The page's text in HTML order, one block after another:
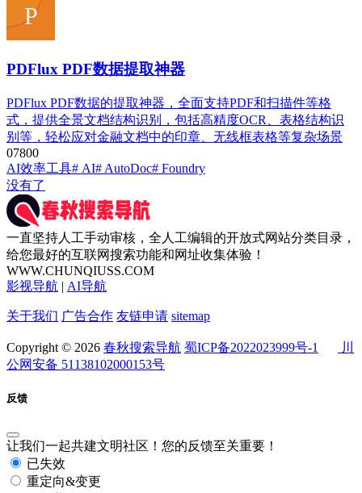
PDFlux PDF数据提取神器
PDFlux PDF数据的提取神器，全面支持PDF和扫描件等格
式，提供全景文档结构识别，包括高精度OCR、表格结构识
别等，轻松应对金融文档中的印章、无线框表格等复杂场景
07800
AI效率工具# AI# AutoDoc# Foundry
没有了
一直坚持人工手动审核，全人工编辑的开放式网站分类目录，
给您最好的互联网搜索功能和网址收集体验！
WWW.CHUNQIUSS.COM
影视导航 | AI导航
关于我们 广告合作 友链申请 sitemap
Copyright © 2026 春秋搜索导航 蜀ICP备2022023999号-1
川
公网安备 51138102000153号
反馈
让我们一起共建文明社区！您的反馈至关重要！
已失效
重定向&变更